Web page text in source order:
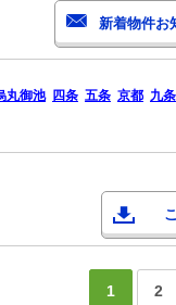
丸御池 四条 五条 京都 九条
1 2